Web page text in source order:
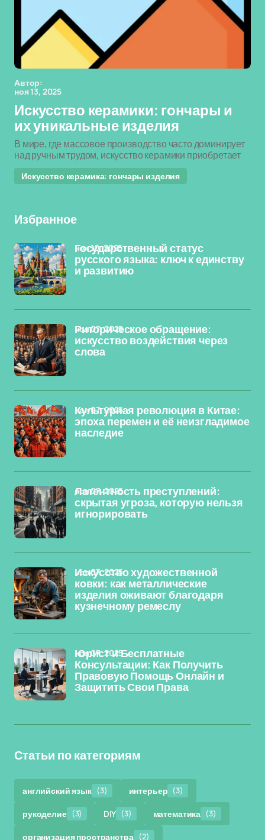
Автор:
ноя 13, 2025
Искусство керамики: гончары и
их уникальные изделия
В мире, где массовое производство часто доминирует
над ручным трудом, искусство керамики приобретает
Искусство керамика: гончары изделия
Избранное
Государственный статус
русского языка: ключ к единству
и развитию
ноя 10, 2025
Риторическое обращение:
искусство воздействия через
слова
ноя 07, 2025
Культурная революция в Китае:
эпоха перемен и её неизгладимое
наследие
ноя 07, 2025
Латентность преступлений:
скрытая угроза, которую нельзя
игнорировать
ноя 07, 2025
Искусство художественной
ковки: как металлические
изделия оживают благодаря
кузнечному ремеслу
ноя 07, 2025
Юрист и Бесплатные
Консультации: Как Получить
Правовую Помощь Онлайн и
Защитить Свои Права
ноя 07, 2025
Статьи по категориям
английский язык (3) интерьер (3)
рукоделие (3) DIY (3) математика (3)
организация пространства (2)